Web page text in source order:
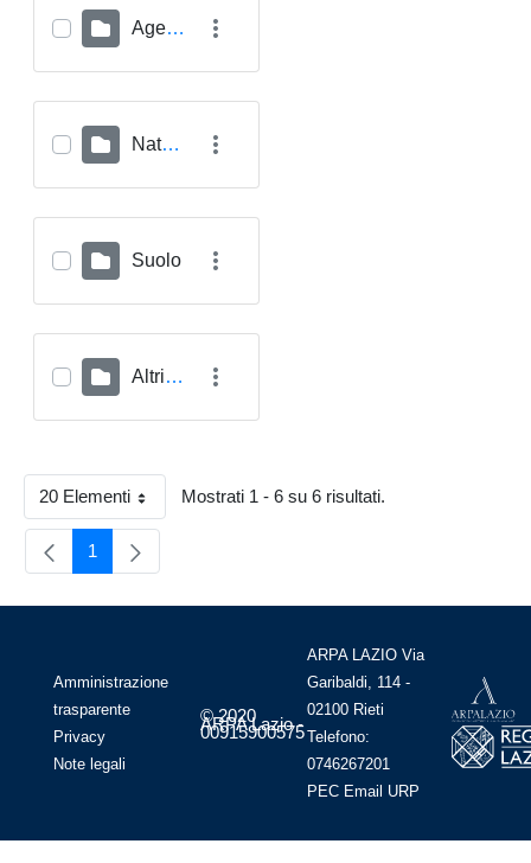
Agenti Fisici
Natura
Suolo
Altri Archivi
20 Elementi
Per Page Mostrati 1 - 6 su 6 risultati.
Pagina
1
Amministrazione
trasparente
Privacy
Note legali
© 2020
ARPA Lazio -
00915900575
ARPA LAZIO Via
Garibaldi, 114 -
02100 Rieti
Telefono:
0746267201
PEC Email URP